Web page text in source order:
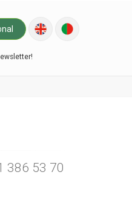
386 53 70